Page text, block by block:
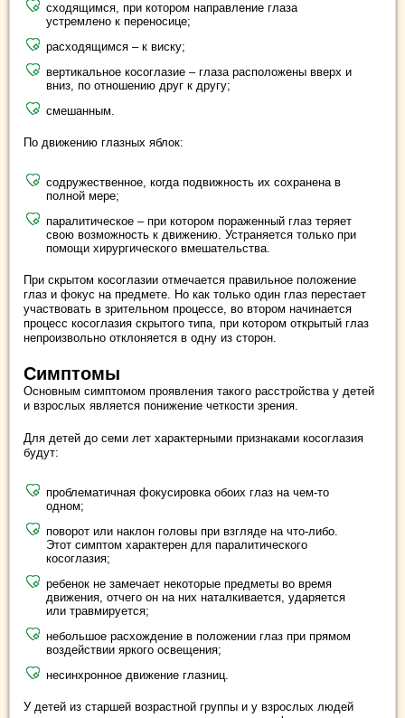
сходящимся, при котором направление глаза
устремлено к переносице;
расходящимся – к виску;
вертикальное косоглазие – глаза расположены вверх и
вниз, по отношению друг к другу;
смешанным.
По движению глазных яблок:
содружественное, когда подвижность их сохранена в
полной мере;
паралитическое – при котором пораженный глаз теряет
свою возможность к движению. Устраняется только при
помощи хирургического вмешательства.
При скрытом косоглазии отмечается правильное положение
глаз и фокус на предмете. Но как только один глаз перестает
участвовать в зрительном процессе, во втором начинается
процесс косоглазия скрытого типа, при котором открытый глаз
непроизвольно отклоняется в одну из сторон.
Симптомы
Основным симптомом проявления такого расстройства у детей
и взрослых является понижение четкости зрения.
Для детей до семи лет характерными признаками косоглазия
будут:
проблематичная фокусировка обоих глаз на чем-то
одном;
поворот или наклон головы при взгляде на что-либо.
Этот симптом характерен для паралитического
косоглазия;
ребенок не замечает некоторые предметы во время
движения, отчего он на них наталкивается, ударяется
или травмируется;
небольшое расхождение в положении глаз при прямом
воздействии яркого освещения;
несинхронное движение глазниц.
У детей из старшей возрастной группы и у взрослых людей